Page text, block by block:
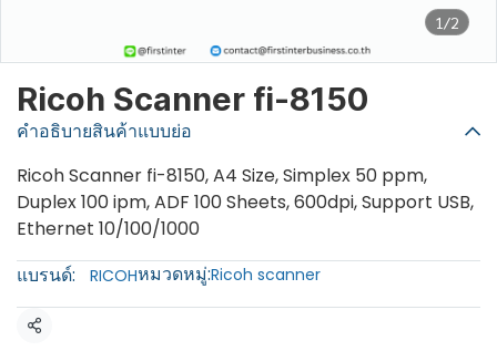
1/2
Ricoh Scanner fi-8150
คำอธิบายสินค้าแบบย่อ
Ricoh Scanner fi-8150, A4 Size, Simplex 50 ppm,
Duplex 100 ipm, ADF 100 Sheets, 600dpi, Support USB,
Ethernet 10/100/1000
แบรนด์:
RICOHหมวดหมู่:Ricoh scanner
แชร์